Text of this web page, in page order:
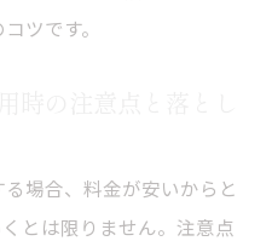
ツです。
場合、料金が安いからと
とは限りません。注意点